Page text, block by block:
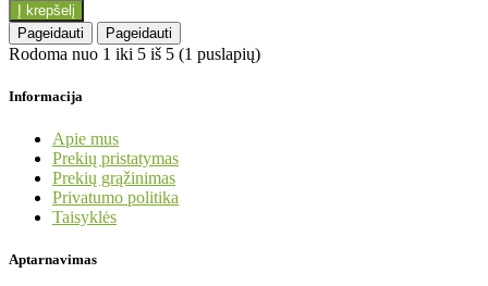
Į krepšelį
Pageidauti
Pageidauti
Rodoma nuo 1 iki 5 iš 5 (1 puslapių)
Informacija
Apie mus
Prekių pristatymas
Prekių grąžinimas
Privatumo politika
Taisyklės
Aptarnavimas